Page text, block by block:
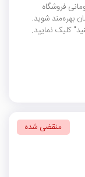
از تخفیف 250 هزار تومانی فروشگاه
خرید بالای 3 میلیون تومان بهره‌مند شوید.
کلیک نمایید.
منقضی شده